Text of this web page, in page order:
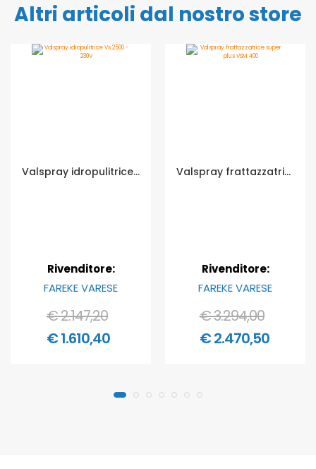
Altri articoli dal nostro store
Valspray idropulitrice Vs 2500 - 230V
Rivenditore:
FAREKE VARESE
€ 2.147,20
€ 1.610,40
Valspray frattazzatrice super plus VSM 400
Rivenditore:
FAREKE VARESE
€ 3.294,00
€ 2.470,50